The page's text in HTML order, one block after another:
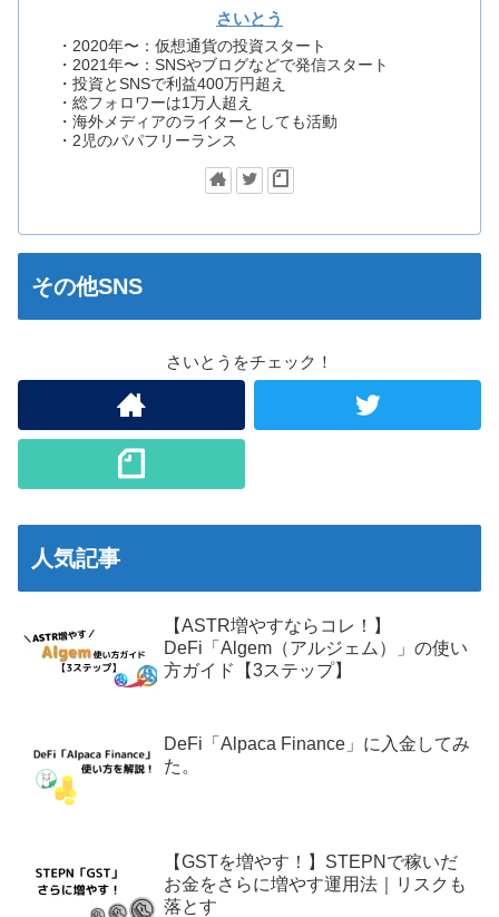
さいとう
・2020年〜：仮想通貨の投資スタート
・2021年〜：SNSやブログなどで発信スタート
・投資とSNSで利益400万円超え
・総フォロワーは1万人超え
・海外メディアのライターとしても活動
・2児のパパフリーランス
その他SNS
さいとうをチェック！
人気記事
【ASTR増やすならコレ！】
DeFi「Algem（アルジェム）」の使い
方ガイド【3ステップ】
DeFi「Alpaca Finance」に入金してみ
た。
【GSTを増やす！】STEPNで稼いだ
お金をさらに増やす運用法｜リスクも
落とす